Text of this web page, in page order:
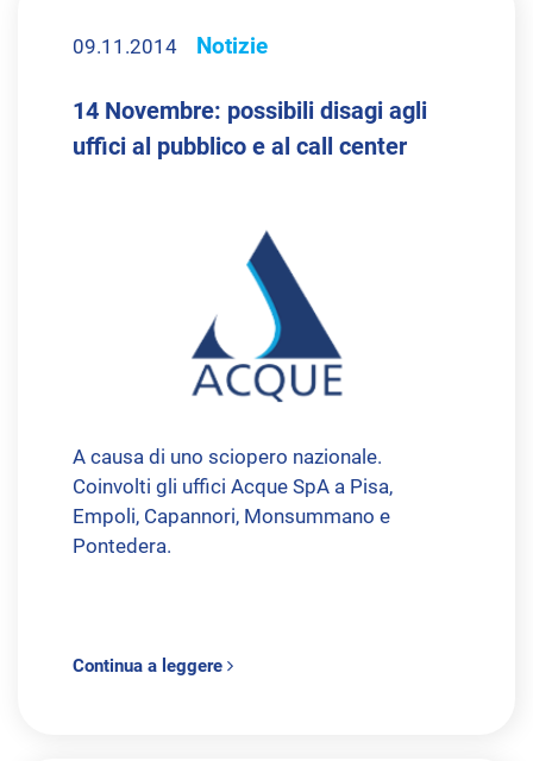
09.11.2014 Notizie
14 Novembre: possibili disagi agli
uffici al pubblico e al call center
A causa di uno sciopero nazionale.
Coinvolti gli uffici Acque SpA a Pisa,
Empoli, Capannori, Monsummano e
Pontedera.
Continua a leggere